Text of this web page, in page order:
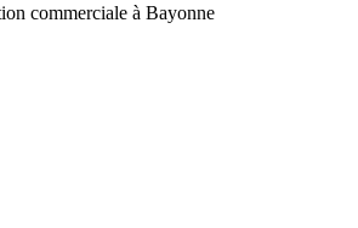
commerciale à Bayonne